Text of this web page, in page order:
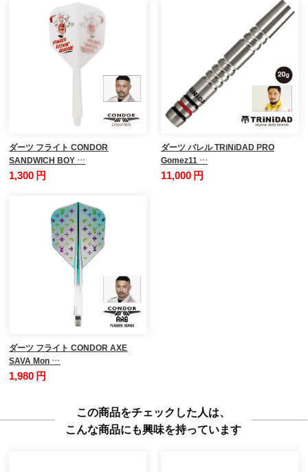
ダーツ フライト CONDOR
SANDWICH BOY …
1,300 円
ダーツ バレル TRiNiDAD PRO
Gomez11 …
11,000 円
ダーツ フライト CONDOR AXE
SAVA Mon …
1,980 円
この商品をチェックした人は、
こんな商品にも興味を持っています